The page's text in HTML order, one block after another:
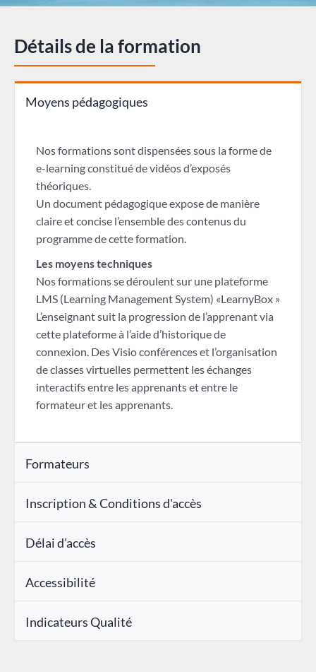
Détails de la formation
Moyens pédagogiques
Nos formations sont dispensées sous la forme de
e-learning constitué de vidéos d’exposés
théoriques.
Un document pédagogique expose de manière
claire et concise l’ensemble des contenus du
programme de cette formation.
Les moyens techniques
Nos formations se déroulent sur une plateforme
LMS (Learning Management System) «LearnyBox »
L’enseignant suit la progression de l’apprenant via
cette plateforme à l’aide d’historique de
connexion. Des Visio conférences et l’organisation
de classes virtuelles permettent les échanges
interactifs entre les apprenants et entre le
formateur et les apprenants.
Formateurs
Inscription & Conditions d'accès
Délai d'accès
Accessibilité
Indicateurs Qualité